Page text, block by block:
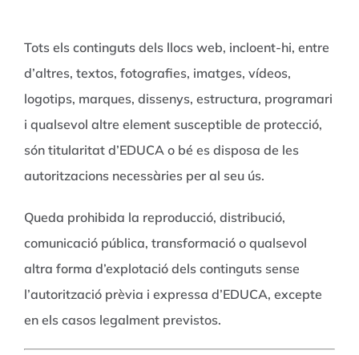
Tots els continguts dels llocs web, incloent-hi, entre
d’altres, textos, fotografies, imatges, vídeos,
logotips, marques, dissenys, estructura, programari
i qualsevol altre element susceptible de protecció,
són titularitat d’EDUCA o bé es disposa de les
autoritzacions necessàries per al seu ús.
Queda prohibida la reproducció, distribució,
comunicació pública, transformació o qualsevol
altra forma d’explotació dels continguts sense
l’autorització prèvia i expressa d’EDUCA, excepte
en els casos legalment previstos.